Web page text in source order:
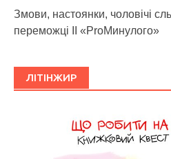
Змови, настоянки, чоловічі
переможці ІІ «ProМинулого»
ЛІТІНЖИР